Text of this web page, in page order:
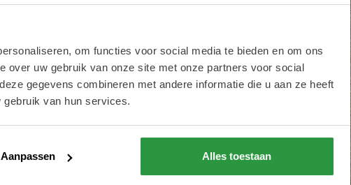
om functies voor social media te bieden en om ons
over uw gebruik van onze site met onze partners voor social
gegevens combineren met andere informatie die u aan ze heeft
van hun services.
Aanpassen Alles toestaan